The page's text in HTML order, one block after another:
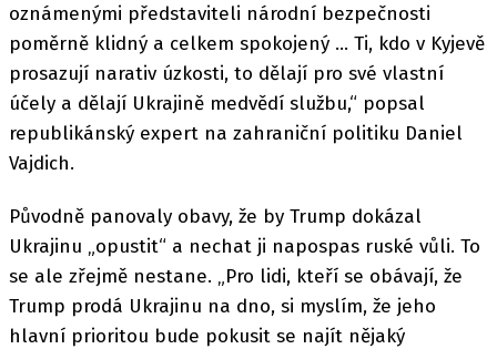
oznámenými představiteli národní bezpečnosti
poměrně klidný a celkem spokojený … Ti, kdo v Kyjevě
prosazují narativ úzkosti, to dělají pro své vlastní
účely a dělají Ukrajině medvědí službu,“ popsal
republikánský expert na zahraniční politiku Daniel
Vajdich.
Původně panovaly obavy, že by Trump dokázal
Ukrajinu „opustit“ a nechat ji napospas ruské vůli. To
se ale zřejmě nestane. „Pro lidi, kteří se obávají, že
Trump prodá Ukrajinu na dno, si myslím, že jeho
hlavní prioritou bude pokusit se najít nějaký